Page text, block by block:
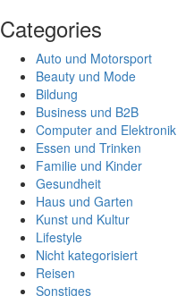
Categories
Auto und Motorsport
Beauty und Mode
Bildung
Business und B2B
Computer and Elektronik
Essen und Trinken
Familie und Kinder
Gesundheit
Haus und Garten
Kunst und Kultur
Lifestyle
Nicht kategorisiert
Reisen
Sonstiges